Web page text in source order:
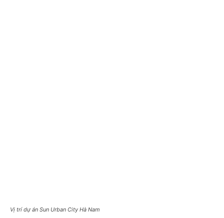
Vị trí dự án Sun Urban City Hà Nam